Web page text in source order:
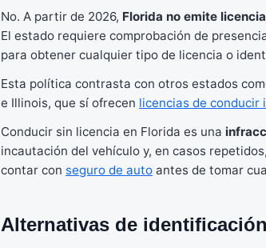
No. A partir de 2026, Florida no emite
El estado requiere comprobación de
para obtener cualquier tipo de licencia o
Esta política contrasta con otros estados
e Illinois, que sí ofrecen licencias de
Conducir sin licencia en Florida es una
incautación del vehículo y, en casos
contar con seguro de auto antes de tomar
Alternativas de